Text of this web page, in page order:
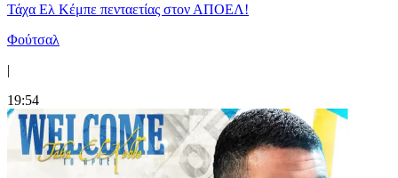
Τάχα Ελ Κέμπε πενταετίας στον ΑΠΟΕΛ!
Φούτσαλ
|
19:54